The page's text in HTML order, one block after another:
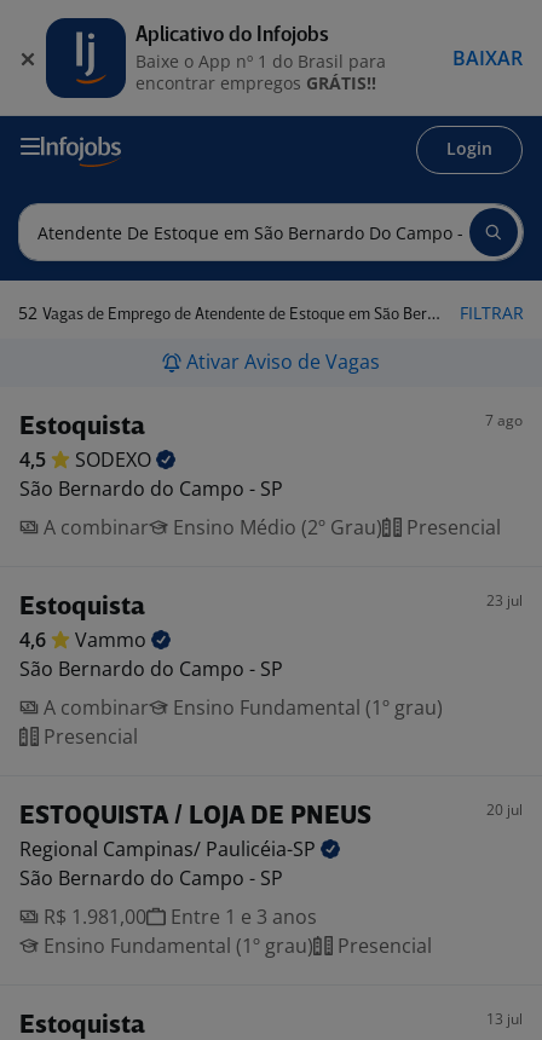
Login
52 Vagas de Emprego de Atendente de Estoque em São Bernardo do Campo - SP FILTRAR
Ativar Aviso de Vagas
Estoquista 7 ago
4,5
SODEXO
São Bernardo do Campo - SP
A combinar
Ensino Médio (2º Grau) Presencial
Estoquista 23 jul
4,6
Vammo
São Bernardo do Campo - SP
A combinar
Ensino Fundamental (1º grau)
Presencial
ESTOQUISTA / LOJA DE PNEUS 20 jul
Regional Campinas/ Paulicéia-SP
São Bernardo do Campo - SP
R$ 1.981,00
Entre 1 e 3 anos
Ensino Fundamental (1º grau)
Presencial
Estoquista 13 jul
Aplicativo do Infojobs
Baixe o App nº 1 do Brasil para
encontrar empregos GRÁTIS!!
BAIXAR